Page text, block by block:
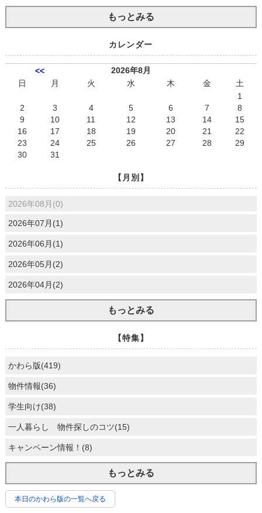
もっとみる
カレンダー
<<
2026年8月
日
月 火 水 木 金
土
1
2
3 4 5 6 7
8
9
10 11 12 13 14
15
16
17 18 19 20 21
22
23
24 25 26 27 28
29
30
31
【月別】
2026年08月(0)
2026年07月(1)
2026年06月(1)
2026年05月(2)
2026年04月(2)
もっとみる
【特集】
かわら版(419)
物件情報(36)
学生向け(38)
一人暮らし 物件探しのコツ(15)
キャンペーン情報！(8)
もっとみる
本日のかわら版の一覧へ戻る